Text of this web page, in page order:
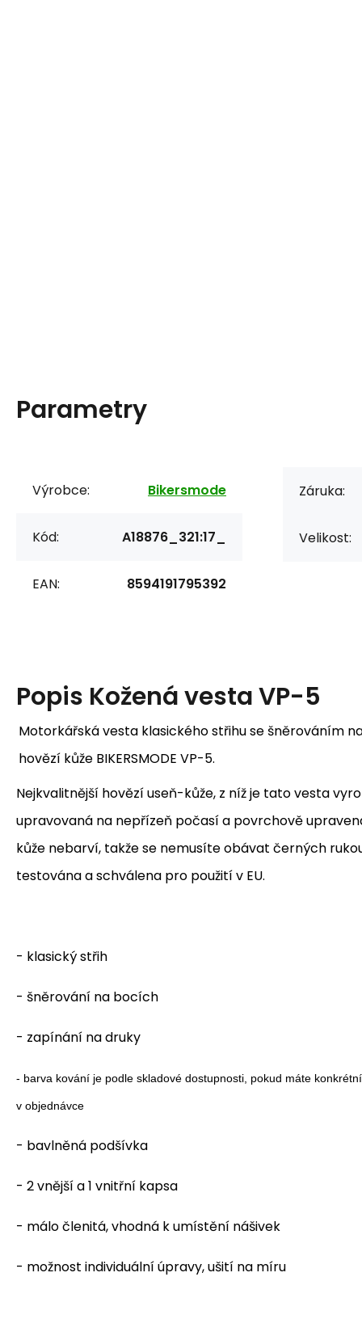
Parametry
Výrobce: Bikersmode
Kód: A18876_321:17_
EAN: 8594191795392
Záruka:
Velikost:
Popis Kožená vesta VP-5
Motorkářská vesta klasického střihu se šněrováním
hovězí kůže BIKERSMODE VP-5.
Nejkvalitnější hovězí useň-kůže, z níž je tato vesta
upravovaná na nepřízeň počasí a povrchově
kůže nebarví, takže se nemusíte obávat černých
testována a schválena pro použití v EU.
- klasický střih
- šněrování na bocích
- zapínání na druky
- barva kování je podle skladové dostupnosti, pokud máte
v objednávce
- bavlněná podšívka
- 2 vnější a 1 vnitřní kapsa
- málo členitá, vhodná k umístění nášivek
- možnost individuální úpravy, ušití na míru